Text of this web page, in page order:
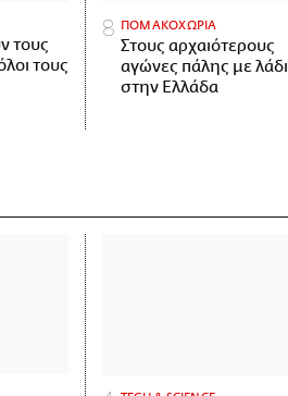
τους
τους
ΠΟΜΑΚΟΧΩΡΙΑ
Στους αρχαιότερους
αγώνες πάλης με λάδι
στην Ελλάδα